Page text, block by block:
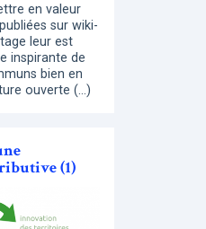
en valeur
sur wiki-
leur est
inspirante de
bien en
ouverte (…)
(1)